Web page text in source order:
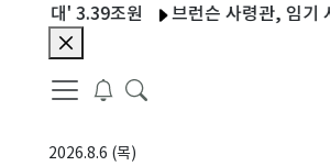
' 3.39조원 브런슨 사령관, 임기 시작한
2026.8.6 (목)